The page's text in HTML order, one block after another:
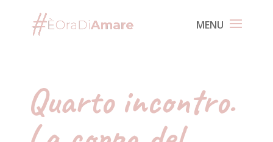
Quarto incontro.